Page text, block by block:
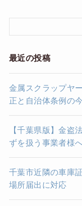
最近の投稿
金属スクラップヤ
正と自治体条例の
【千葉県版】金盗
ずを扱う事業者様
千葉市近隣の車庫
場所届出に対応